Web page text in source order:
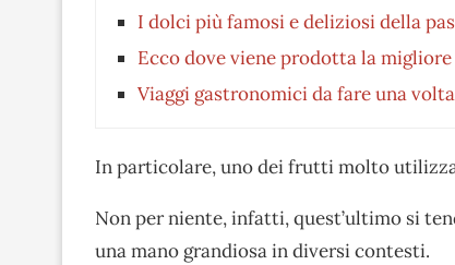
I dolci più famosi e deliziosi della
Ecco dove viene prodotta la
Viaggi gastronomici da fare una
In particolare, uno dei frutti molto
Non per niente, infatti, quest’ultimo si
una mano grandiosa in diversi contesti.